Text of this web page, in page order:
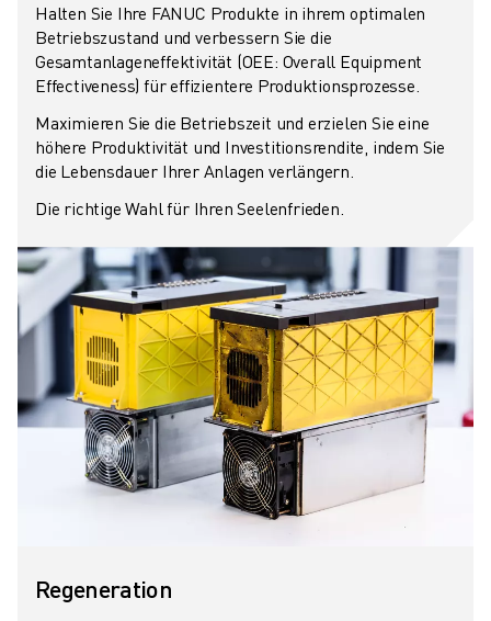
Halten Sie Ihre FANUC Produkte in ihrem optimalen
Betriebszustand und verbessern Sie die
Gesamtanlageneffektivität (OEE: Overall Equipment
Effectiveness) für effizientere Produktionsprozesse.
Maximieren Sie die Betriebszeit und erzielen Sie eine
höhere Produktivität und Investitionsrendite, indem Sie
die Lebensdauer Ihrer Anlagen verlängern.
Die richtige Wahl für Ihren Seelenfrieden.
Regeneration